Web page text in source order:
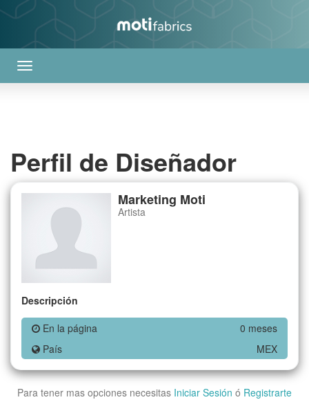
Perfil de Diseñador
Marketing Moti
Artista
Descripción
En la página
0 meses
País
MEX
Para tener mas opciones necesitas Iniciar Sesión ó Registrarte